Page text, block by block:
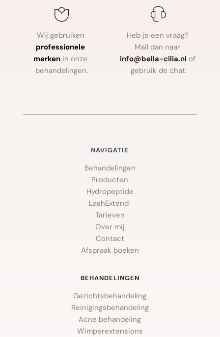
Wij gebruiken
professionele
merken in onze
behandelingen.
Heb je een vraag?
Mail dan naar
info@bella-cilia.nl of
gebruik de chat.
NAVIGATIE
Behandelingen
Producten
Hydropeptide
LashExtend
Tarieven
Over mij
Contact
Afspraak boeken
BEHANDELINGEN
Gezichtsbehandeling
Reinigingsbehandeling
Acne behandeling
Wimperextensions